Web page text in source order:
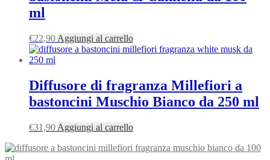
ml
€22,90 Aggiungi al carrello
Diffusore di fragranza Millefiori a
bastoncini Muschio Bianco da 250 ml
€31,90 Aggiungi al carrello